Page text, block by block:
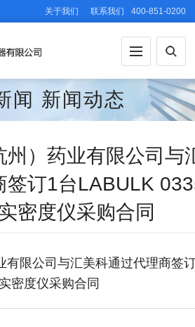
关于我们 联系我们 400-851-0200
闻 新闻动态
州）药业有限公司与
签订1台LABULK
密度仪采购合同
有限公司与汇美科通过代理商签
密度仪采购合同